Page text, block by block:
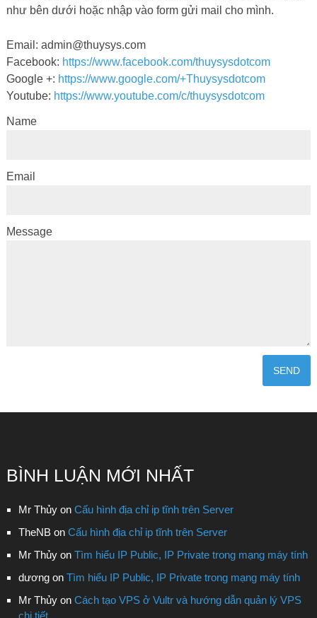
như bên dưới hoặc nhập vào form gửi mail cho mình.
Email: admin@thuysys.com
Facebook: https://www.facebook.com/thuysysdotcom
Google +: https://www.google.com/+Thuysysdotcom
Youtube: https://www.youtube.com/c/thuysysdotcom
Name
Email
Message
BÌNH LUẬN MỚI NHẤT
Mr Thủyon Cấu hình địa chỉ ip tĩnh trên Server
TheNBon Cấu hình địa chỉ ip tĩnh trên Server
Mr Thủyon Tìm hiểu IP Public, IP Private trong mạng máy tính
dươngon Tìm hiểu IP Public, IP Private trong mạng máy tính
Mr Thủyon Cách tạo VPS ở Vultr và hướng dẫn quản lý VPS
chi tiết